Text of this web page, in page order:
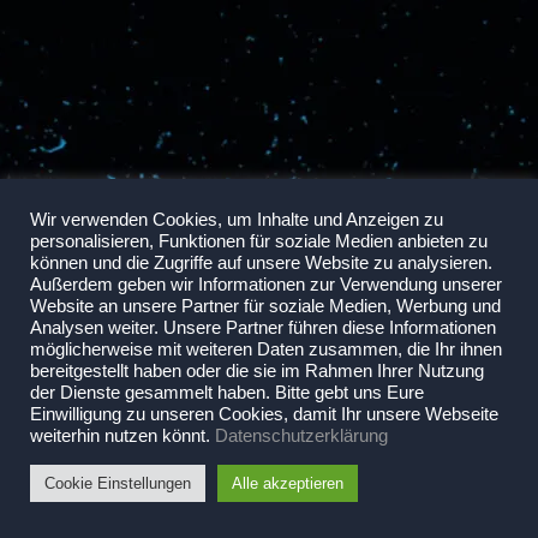
Wir verwenden Cookies, um Inhalte und Anzeigen zu
personalisieren, Funktionen für soziale Medien anbieten zu
können und die Zugriffe auf unsere Website zu analysieren.
Außerdem geben wir Informationen zur Verwendung unserer
Website an unsere Partner für soziale Medien, Werbung und
Analysen weiter. Unsere Partner führen diese Informationen
möglicherweise mit weiteren Daten zusammen, die Ihr ihnen
bereitgestellt haben oder die sie im Rahmen Ihrer Nutzung
der Dienste gesammelt haben. Bitte gebt uns Eure
Einwilligung zu unseren Cookies, damit Ihr unsere Webseite
weiterhin nutzen könnt. Datenschutzerklärung
Cookie Einstellungen Alle akzeptieren